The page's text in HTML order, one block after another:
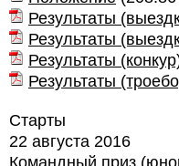
Результаты
Результаты
Результаты
Результаты
Старты
22 августа 2016
Командный приз